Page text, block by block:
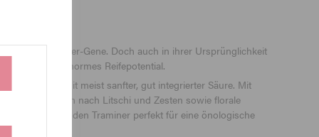
haben Traminer-Gene. Doch auch in ihrer Ursprünglichkeit
und enormes Reifepotential.
gehaltvoll mit meist sanfter, gut integrierter Säure. Mit
reife Noten nach Litschi und Zesten sowie florale
Reife macht den Traminer perfekt für eine önologische